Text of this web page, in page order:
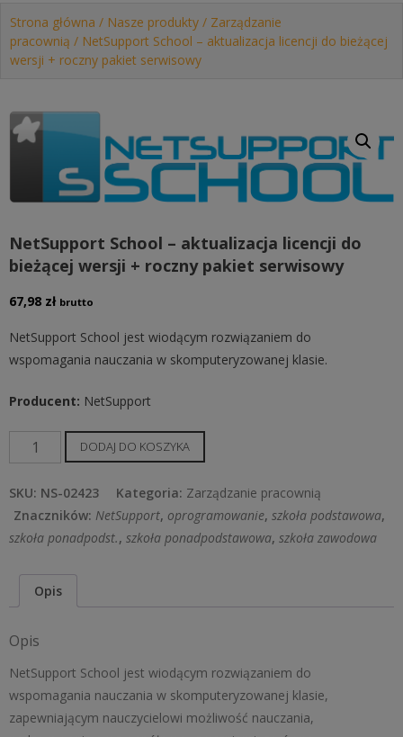
Strona główna / Nasze produkty / Zarządzanie
pracownią / NetSupport School – aktualizacja licencji do bieżącej
wersji + roczny pakiet serwisowy
NetSupport School – aktualizacja licencji do
bieżącej wersji + roczny pakiet serwisowy
67,98 zł brutto
NetSupport School jest wiodącym rozwiązaniem do
wspomagania nauczania w skomputeryzowanej klasie.
Producent: NetSupport
ilość
NetSupport
School
–
aktualizacja
do
bieżącej
+
roczny
serwisowy
DODAJ DO KOSZYKA
SKU: NS-02423 Kategoria: Zarządzanie pracownią
Znaczników: NetSupport, oprogramowanie, szkoła podstawowa,
szkoła ponadpodst., szkoła ponadpodstawowa, szkoła zawodowa
Opis
Opis
NetSupport School jest wiodącym rozwiązaniem do
wspomagania nauczania w skomputeryzowanej klasie,
zapewniającym nauczycielowi możliwość nauczania,